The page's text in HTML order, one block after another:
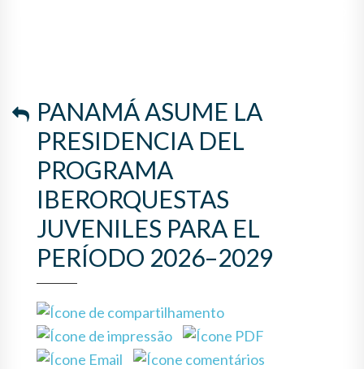
PANAMÁ ASUME LA
PRESIDENCIA DEL
PROGRAMA
IBERORQUESTAS
JUVENILES PARA EL
PERÍODO 2026–2029